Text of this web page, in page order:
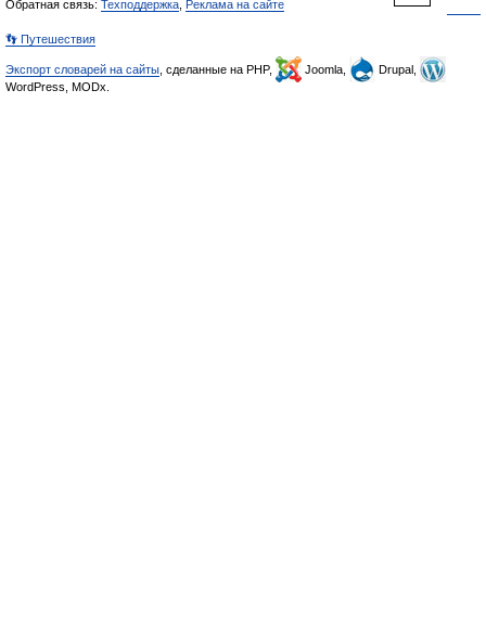
Обратная связь: Техподдержка Реклама на сайте
👣 Путешествия
Экспорт словарей на сайты , сделанные на PHP, Joomla,
Drupal,
WordPress, MODx.